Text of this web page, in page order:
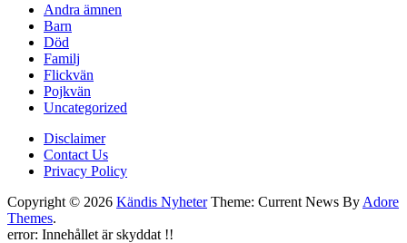
Andra ämnen
Barn
Död
Familj
Flickvän
Pojkvän
Uncategorized
Disclaimer
Contact Us
Privacy Policy
Copyright © 2026 Kändis NyheterTheme: Current News By Adore
Themes.
error: Innehållet är skyddat !!